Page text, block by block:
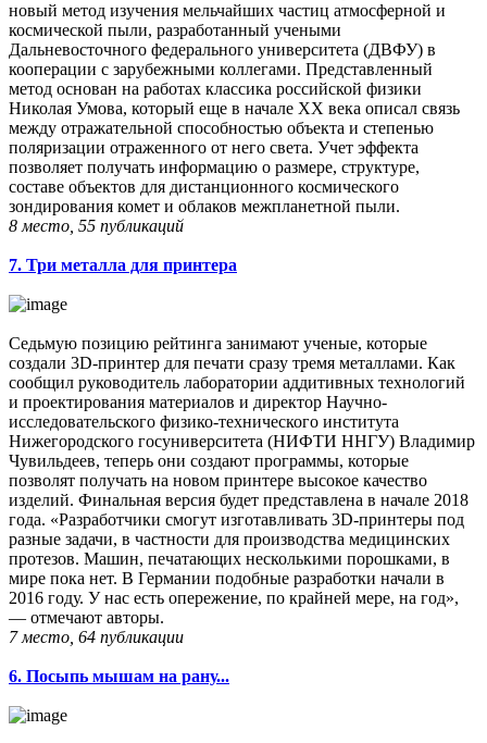
новый метод изучения мельчайших частиц атмосферной и
космической пыли, разработанный учеными
Дальневосточного федерального университета (ДВФУ) в
кооперации с зарубежными коллегами. Представленный
метод основан на работах классика российской физики
Николая Умова, который еще в начале ХХ века описал связь
между отражательной способностью объекта и степенью
поляризации отраженного от него света. Учет эффекта
позволяет получать информацию о размере, структуре,
составе объектов для дистанционного космического
зондирования комет и облаков межпланетной пыли.
8 место, 55 публикаций
7. Три металла для принтера
Седьмую позицию рейтинга занимают ученые, которые
создали 3D-принтер для печати сразу тремя металлами. Как
сообщил руководитель лаборатории аддитивных технологий
и проектирования материалов и директор Научно-
исследовательского физико-технического института
Нижегородского госуниверситета (НИФТИ ННГУ) Владимир
Чувильдеев, теперь они создают программы, которые
позволят получать на новом принтере высокое качество
изделий. Финальная версия будет представлена в начале 2018
года. «Разработчики смогут изготавливать 3D-принтеры под
разные задачи, в частности для производства медицинских
протезов. Машин, печатающих несколькими порошками, в
мире пока нет. В Германии подобные разработки начали в
2016 году. У нас есть опережение, по крайней мере, на год»,
— отмечают авторы.
7 место, 64 публикации
6. Посыпь мышам на рану...